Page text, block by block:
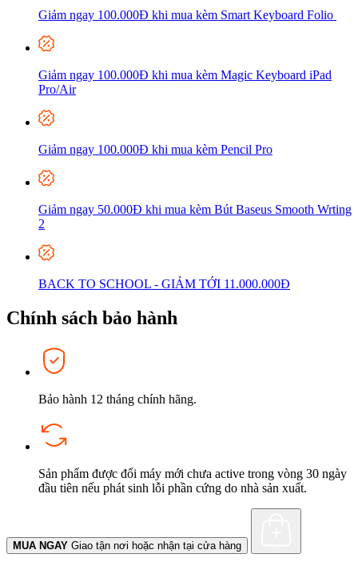
Giảm ngay 100.000Đ khi mua kèm Smart Keyboard Folio
Giảm ngay 100.000Đ khi mua kèm Magic Keyboard iPad
Pro/Air
Giảm ngay 100.000Đ khi mua kèm Pencil Pro
Giảm ngay 50.000Đ khi mua kèm Bút Baseus Smooth Wrting
2
BACK TO SCHOOL - GIẢM TỚI 11.000.000Đ
Chính sách bảo hành
Bảo hành 12 tháng chính hãng.
Sản phẩm được đổi máy mới chưa active trong vòng 30 ngày
đầu tiên nếu phát sinh lỗi phần cứng do nhà sản xuất.
MUA NGAY Giao tận nơi hoặc nhận tại cửa hàng